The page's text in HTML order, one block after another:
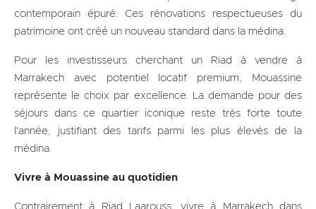
contemporain épuré. Ces rénovations respectueuses du
patrimoine ont créé un nouveau standard dans la médina.
Pour les investisseurs cherchant un Riad à vendre à
Marrakech avec potentiel locatif premium, Mouassine
représente le choix par excellence. La demande pour des
séjours dans ce quartier iconique reste très forte toute
l'année, justifiant des tarifs parmi les plus élevés de la
médina.
Vivre à Mouassine au quotidien
Contrairement à Riad Laarouss, vivre à Marrakech dans